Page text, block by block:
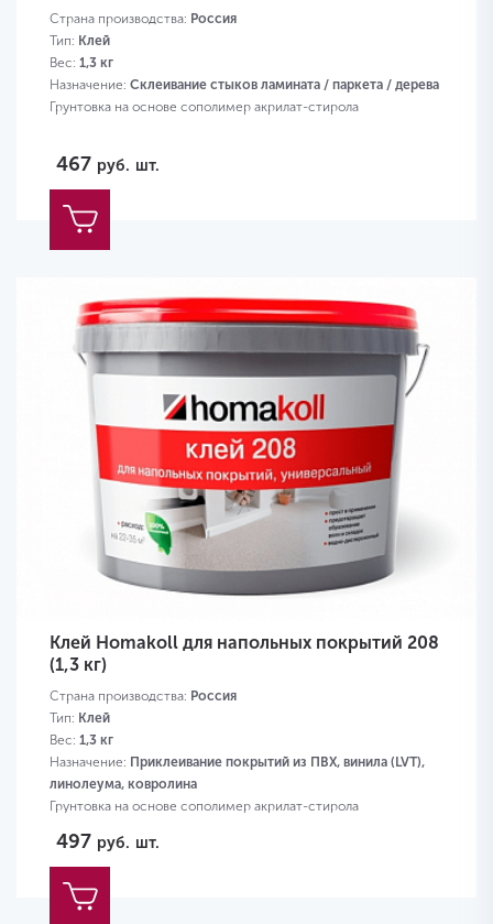
Страна производства: Россия
Тип: Клей
Вес: 1,3 кг
Назначение: Склеивание стыков ламината / паркета / дерева
Грунтовка на основе сополимер акрилат-стирола
467 руб. шт.
Клей Homakoll для напольных покрытий 208
(1,3 кг)
Страна производства: Россия
Тип: Клей
Вес: 1,3 кг
Назначение: Приклеивание покрытий из ПВХ, винила (LVT),
линолеума, ковролина
Грунтовка на основе сополимер акрилат-стирола
497 руб. шт.